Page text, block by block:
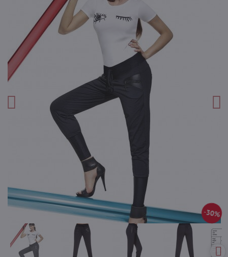
30%